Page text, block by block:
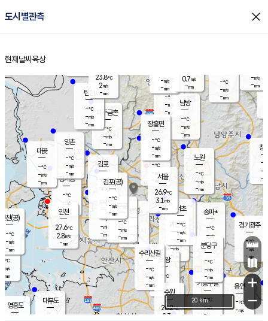
도시별관측 close
홈
현재날씨 육상
의도
℃
m/s
mm
영흥도
양주
-℃
-m/s
-mm
과천
- ℃
-m/s
- mm
용인
-℃
-m/s
경기광주
-℃
-m/s
-mm
대부도
경서동
-℃
- m/s
-mm
파주금촌
-℃
-m/s
-mm
-℃
-m/s
-mm
대곶
-℃
-m/s
-mm
창
-
-m/
-
탄현
-℃
-m/s
-mm
-m/s
-mm
의왕
- ℃
m/s
mm
김포
- ℃
-m/s
광명
- ℃
-m/s
-mm
부천
-℃
-m/s
-mm
양촌
-℃
-m/s
-mm
구로
-℃
-m/s
-mm
은평
-℃
-m/s
- mm
노원
-℃
-m/s
-mm
송파*
-℃
-m/s
-mm
서초
-℃
-m/s
-mm
남방
-℃
-m/s
-mm
기흥구갈
-℃
-m/s
-
수리산길
-℃
-m/s
-mm
분당구
-℃
-m/s
-mm
장흥면
-℃
-m/s
-mm
-m/s
-mm
인천(공)
-℃
-m/s
-mm
김포(공)
-℃
-m/s
-mm
수원
26.2℃
2.3 m/s
인천
27.6℃
2.8m/s
-mm
서울
26.9℃
3.1 m/s
-mm
23.8℃
2m/s
-mm
0.7m/s
-mm
+
−
20 km